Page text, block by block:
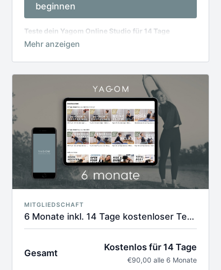
beginnen
Teste dein Yagom Online Studio für 14 Tage
kostenlos. Jederzeit kündbar.
monatliche Abrechnung.
Deine Kreditkarte wird erst nach der Probelaufzeit
MITGLIEDSCHAFT
6 Monate inkl. 14 Tage kostenloser Testphase
Gesamt
Kostenlos für 14 Tage
€90,00 alle 6 Monate